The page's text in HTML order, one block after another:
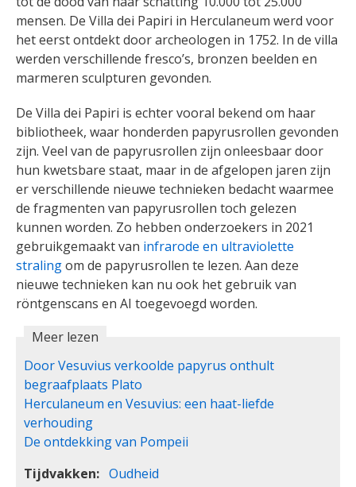
mensen. De Villa dei Papiri in Herculaneum werd voor
het eerst ontdekt door archeologen in 1752. In de villa
werden verschillende fresco’s, bronzen beelden en
marmeren sculpturen gevonden.
De Villa dei Papiri is echter vooral bekend om haar
bibliotheek, waar honderden papyrusrollen gevonden
zijn. Veel van de papyrusrollen zijn onleesbaar door
hun kwetsbare staat, maar in de afgelopen jaren zijn
er verschillende nieuwe technieken bedacht waarmee
de fragmenten van papyrusrollen toch gelezen
kunnen worden. Zo hebben onderzoekers in 2021
gebruikgemaakt van infrarode en ultraviolette
stralingom de papyrusrollen te lezen. Aan deze
nieuwe technieken kan nu ook het gebruik van
röntgenscans en AI toegevoegd worden.
Meer lezen
Door Vesuvius verkoolde papyrus onthult
begraafplaats Plato
Herculaneum en Vesuvius: een haat-liefde
verhouding
De ontdekking van Pompeii
Tijdvakken
Oudheid